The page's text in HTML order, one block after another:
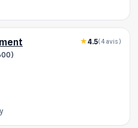
4.5(4 avis)